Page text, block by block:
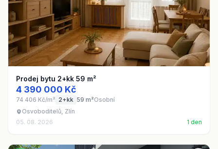
Prodej bytu 2+kk 59 m²
4 390 000 Kč
74 406 Kč/m² 2+kk 59 m²Osobní
Osvoboditelů, Zlín
05. 08. 2026
1 den